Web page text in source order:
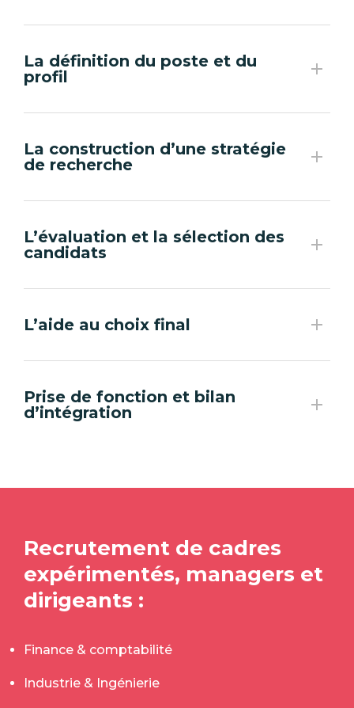
La définition du poste et du
profil
La construction d’une stratégie
de recherche
L’évaluation et la sélection des
candidats
L’aide au choix final
Prise de fonction et bilan
d’intégration
Recrutement de cadres
expérimentés, managers et
dirigeants :
Finance & comptabilité
Industrie & Ingénierie